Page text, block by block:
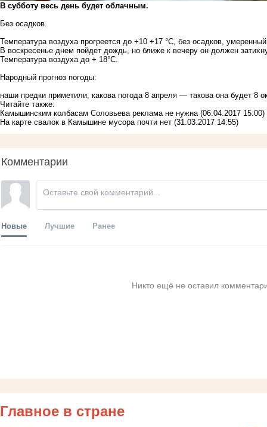
В субботу весь день будет облачным.
Без осадков.
Температура воздуха прогреется до +10 +17 °C, без осадков,
В воскресенье днем пойдет дождь, но ближе к вечеру он должен
Температура воздуха до + 18°C.
Народный прогноз погоды:
наши предки приметили, какова погода 8 апреля — такова она будет 8
Читайте также:
Камышинским колбасам Соловьева реклама не нужна (06.04.2017 15:00)
На карте свалок в Камышине мусора почти нет (31.03.2017 14:55)
Комментарии
Новые Лучшие Ранее
Никто ещё не оставил
Главное в стране